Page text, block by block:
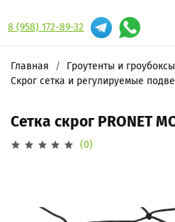
8 (958) 172-89-32
Главная Гроутенты и гроубоксы
Скрог сетка и регулируемые
Сетка скрог PRONET
(0)